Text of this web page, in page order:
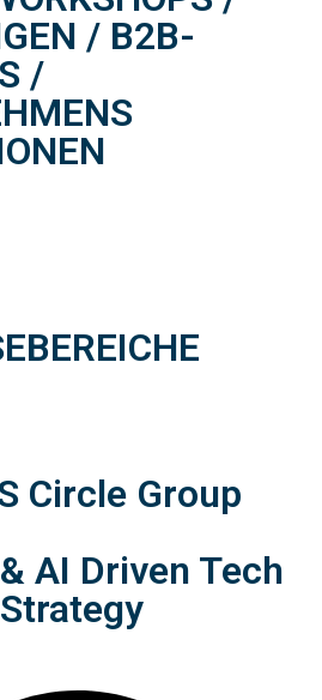
/ B2B-
/
Circle Group
AI Driven Tech